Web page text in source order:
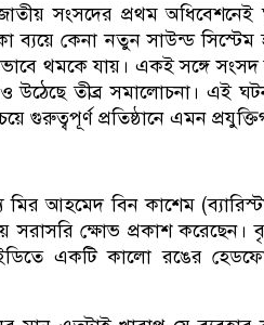
সংসদের প্রথম
ব্যয়ে কেনা নতুন সাউন্ড
থমকে যায়। একই সঙ্গে
উঠেছে তীব্র সমালোচনা। এই
গুরুত্বপূর্ণ প্রতিষ্ঠানে এমন
মির আহমেদ বিন কাশেম
সরাসরি ক্ষোভ প্রকাশ করেছেন।
একটি কালো রঙের